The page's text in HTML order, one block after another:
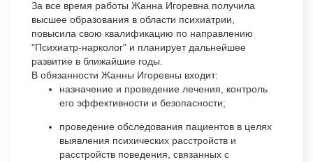
За все время работы Жанна Игоревна получила
высшее образования в области психиатрии,
повысила свою квалификацию по направлению
"Психиатр-нарколог" и планирует дальнейшее
развитие в ближайшие годы.
В обязанности Жанны Игоревны входит:
назначение и проведение лечения, контроль
его эффективности и безопасности;
проведение обследования пациентов в целях
выявления психических расстройств и
расстройств поведения, связанных с